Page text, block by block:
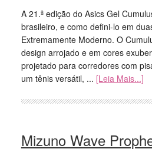
A 21.ª edição do Asics Gel
brasileiro, e como defini-lo em
Extremamente Moderno. O
design arrojado e em cores
projetado para corredores com
um tênis versátil, ... [Leia Mais...]
Mizuno Wave